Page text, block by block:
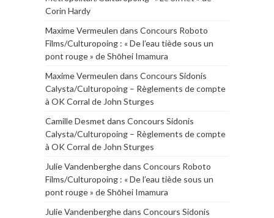
Corin Hardy
Maxime Vermeulen dans Concours Roboto
Films/Culturopoing : « De l’eau tiède sous un
pont rouge » de Shōhei Imamura
Maxime Vermeulen dans Concours Sidonis
Calysta/Culturopoing – Règlements de compte
à OK Corral de John Sturges
Camille Desmet dans Concours Sidonis
Calysta/Culturopoing – Règlements de compte
à OK Corral de John Sturges
Julie Vandenberghedans Concours Roboto
Films/Culturopoing : « De l’eau tiède sous un
pont rouge » de Shōhei Imamura
Julie Vandenberghedans Concours Sidonis